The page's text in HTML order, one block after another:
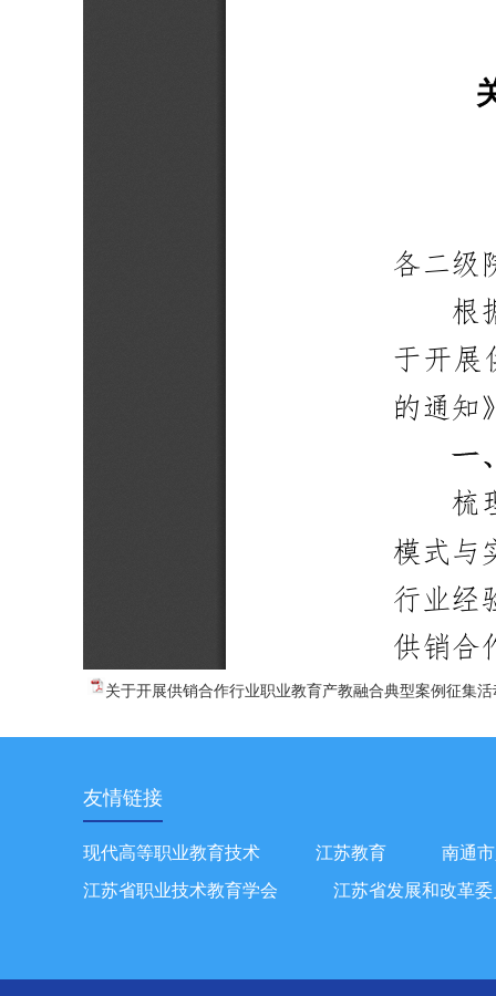
关于开展供销合作行业职业教育产教融合典型案例征集
友情链接
现代高等职业教育技术 江苏教育
南通
江苏省职业技术教育学会
江苏省发展和改革